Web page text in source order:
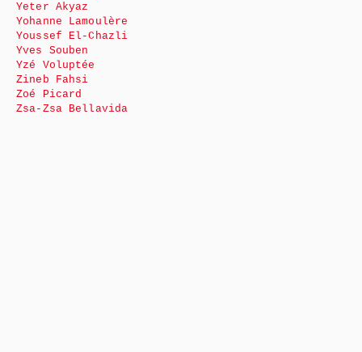
Yeter Akyaz
Yohanne Lamoulère
Youssef El-Chazli
Yves Souben
Yzé Voluptée
Zineb Fahsi
Zoé Picard
Zsa-Zsa Bellavida